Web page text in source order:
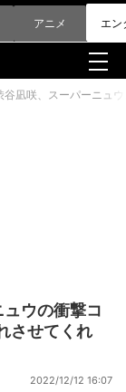
アニメ エン
凪咲、スーパーニュ
ウの衝撃コ
させてくれ
2022/12/12 16:07